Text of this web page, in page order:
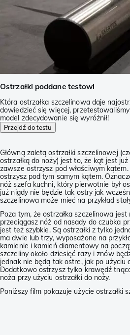
Ostrzałki poddane testowi
Która ostrzałka szczelinowa daje
dowiedzieć się więcej,
model zdecydowanie się wyróżnił!
Przejdź do testu
Główną zaletą ostrzałki szczelinowej
ostrzałką do noży) jest to, że kąt jest
zawsze ostrzysz pod właściwym
ostrzysz pod tym samym kątem.
nóż szefa kuchni, który pierwotnie był
już nigdy nie będzie tak ostry jak
szczelinowa może mieć na przykład
Poza tym, że ostrzałka szczelinowa
przeciągasz nóż od nasady do czubka
jest też szybkie. Są ostrzałki z tylko
ma dwie lub trzy, wyposażone na
kamienie i kamień diamentowy na
szczeliny około dziesięć razy i znów
jednak nie będą tak ostre, jak po użyciu
Dodatkowo ostrzysz tylko krawędź
noża przy użyciu ostrzałki do noży.
Poniższy film pokazuje użycie ostrzałki